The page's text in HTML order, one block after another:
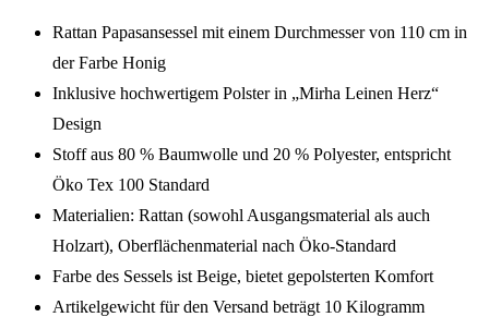
Rattan Papasansessel mit einem Durchmesser von 110 cm in
der Farbe Honig
Inklusive hochwertigem Polster in „Mirha Leinen Herz“
Design
Stoff aus 80 % Baumwolle und 20 % Polyester, entspricht
Öko Tex 100 Standard
Materialien: Rattan (sowohl Ausgangsmaterial als auch
Holzart), Oberflächenmaterial nach Öko-Standard
Farbe des Sessels ist Beige, bietet gepolsterten Komfort
Artikelgewicht für den Versand beträgt 10 Kilogramm